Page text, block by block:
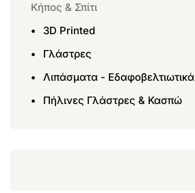
Κήπος & Σπίτι
3D Printed
Γλάστρες
Λιπάσματα - Εδαφοβελτιωτικά
Πήλινες Γλάστρες & Κασπώ